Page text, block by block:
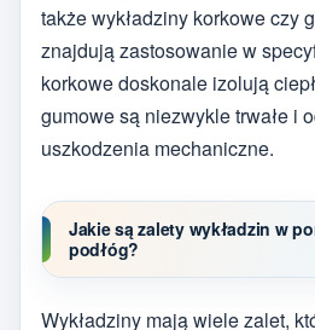
także wykładziny korkowe czy
znajdują zastosowanie w
korkowe doskonale izolują
gumowe są niezwykle trwałe i
uszkodzenia mechaniczne.
Jakie są zalety wykładzin w
podłóg?
Wykładziny mają wiele zalet,